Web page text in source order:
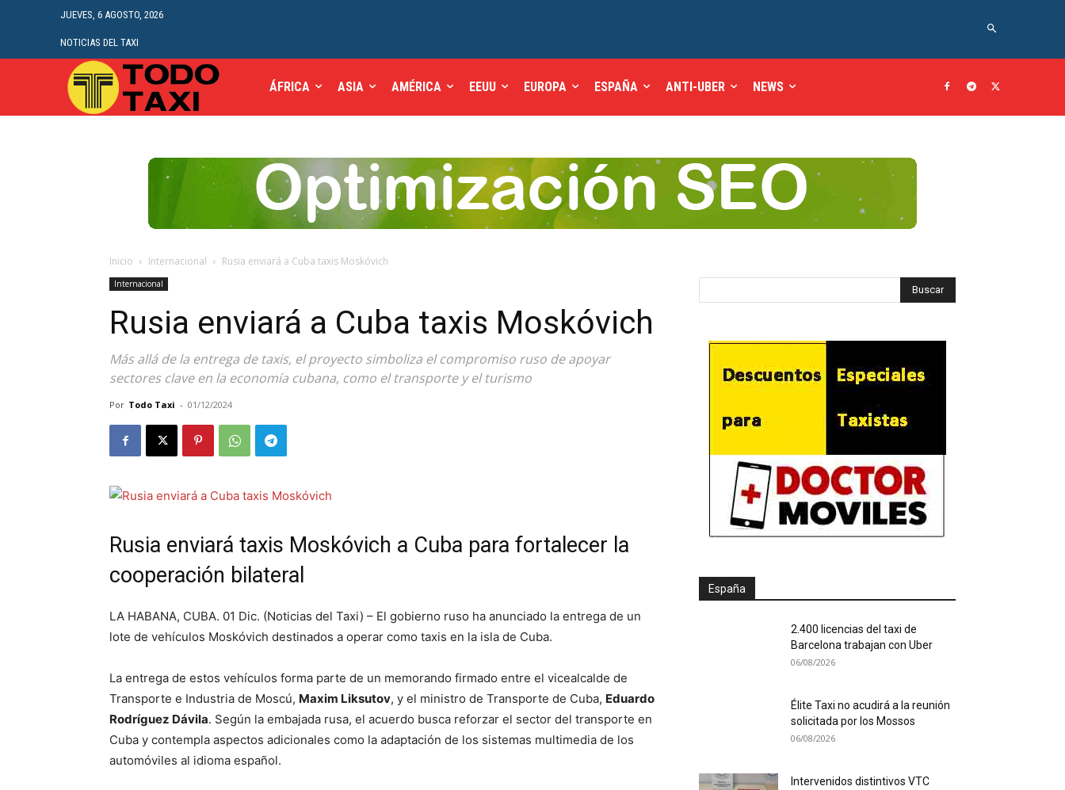
JUEVES, 6 AGOSTO, 2026
NOTICIAS DEL TAXI
ÁFRICA ASIA AMÉRICA EEUU EUROPA ESPAÑA ANTI-UBER NEWS
Inicio Internacional Rusia enviará a Cuba taxis Moskóvich
Internacional
Rusia enviará a Cuba taxis Moskóvich
Más allá de la entrega de taxis, el proyecto simboliza el compromiso ruso de apoyar
sectores clave en la economía cubana, como el transporte y el turismo
Por Todo Taxi - 01/12/2024
Rusia enviará taxis Moskóvich a Cuba para fortalecer la
cooperación bilateral
LA HABANA, CUBA. 01 Dic. (Noticias del Taxi) – El gobierno ruso ha anunciado la entrega de un
lote de vehículos Moskóvich destinados a operar como taxis en la isla de Cuba.
La entrega de estos vehículos forma parte de un memorando firmado entre el vicealcalde de
Transporte e Industria de Moscú, Maxim Liksutov, y el ministro de Transporte de Cuba, Eduardo
Rodríguez Dávila. Según la embajada rusa, el acuerdo busca reforzar el sector del transporte en
Cuba y contempla aspectos adicionales como la adaptación de los sistemas multimedia de los
automóviles al idioma español.
España
2.400 licencias del taxi de
Barcelona trabajan con Uber
06/08/2026
Élite Taxi no acudirá a la reunión
solicitada por los Mossos
06/08/2026
Intervenidos distintivos VTC